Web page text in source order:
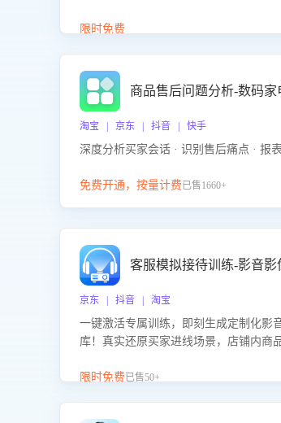
商品知识。
限时免费
商品售后问题分析-数码
淘宝 | 京东 | 抖音 | 快手
深度分析买家会话 · 识别售后痛点 · 报
免费开通，按量计费已售1660+
客服模拟接待训练-影音影
京东 | 抖音 | 淘宝
一键激活专属训练，即刻生成定制化影
库！真实还原买家进线场景，店铺内商
升客服售前转化率。点击 “立即开通”，
限时免费已售50+